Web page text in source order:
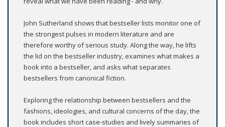
John Sutherland shows that bestseller lists monitor one of
the strongest pulses in modern literature and are
therefore worthy of serious study. Along the way, he lifts
the lid on the bestseller industry, examines what makes a
book into a bestseller, and asks what separates
bestsellers from canonical fiction.
Exploring the relationship between bestsellers and the
fashions, ideologies, and cultural concerns of the day, the
book includes short case-studies and lively summaries of